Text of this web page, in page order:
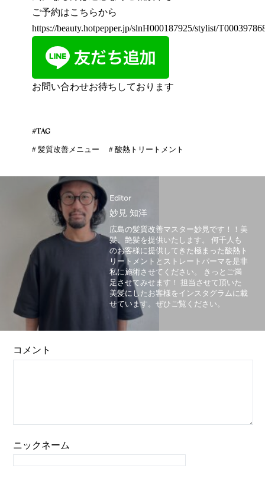
ご予約はこちらから
https://beauty.hotpepper.jp/slnH000187925/stylist/
お問い合わせお待ちしております
#TAG
# 髪質改善メニュー #酸熱トリートメント
Editor
妙見 知洋
広島の髪質改善マスター妙見です！！美
髪、艶髪を提供いたします。 何千人も
のお客様に提供してきた極まった酸熱ト
リートメントとストレートパーマを是非
私に施術させてください。 きっとご満
足させてみせます！ 担当させて頂いた
美髪にしたお客様をインスタグラムに載
せています。ぜひご覧ください。
コメント
ニックネーム